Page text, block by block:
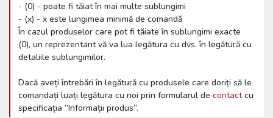
- (0) - poate fi tăiat în mai multe sublungimi
- (x) - x este lungimea minimă de comandă
În cazul produselor care pot fi tăiate în sublungimi exacte
(0), un reprezentant vă va lua legătura cu dvs. în legătură cu
detaliile sublungimilor.
Dacă aveți întrebări în legătură cu produsele care doriți să le
comandați luați legătura cu noi prin formularul de contactcu
specificația ”Informații produs”.